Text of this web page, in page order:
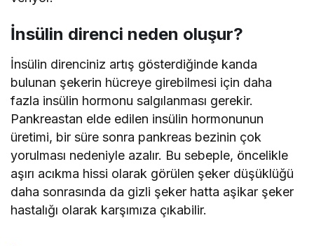
İnsülin direnci neden oluşur?
İnsülin direnciniz artış gösterdiğinde kanda
bulunan şekerin hücreye girebilmesi için daha
fazla insülin hormonu salgılanması gerekir.
Pankreastan elde edilen insülin hormonunun
üretimi, bir süre sonra pankreas bezinin çok
yorulması nedeniyle azalır. Bu sebeple, öncelikle
aşırı acıkma hissi olarak görülen şeker düşüklüğü
daha sonrasında da gizli şeker hatta aşikar şeker
hastalığı olarak karşımıza çıkabilir.